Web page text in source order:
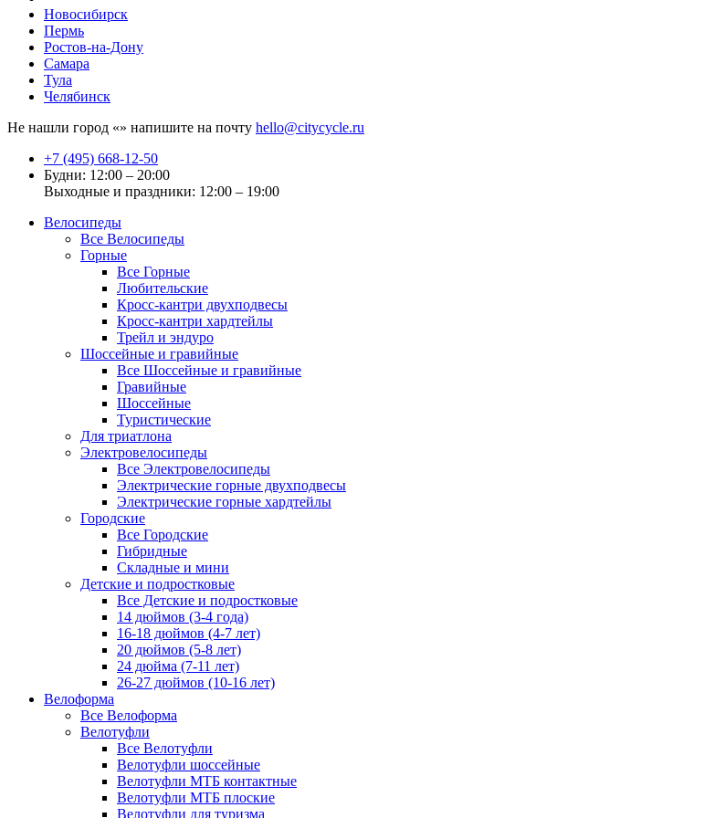
Новосибирск
Пермь
Ростов-на-Дону
Самара
Тула
Челябинск
Не нашли город «» напишите на почту hello@citycycle.ru
+7 (495) 668-12-50
Будни: 12:00 – 20:00
Выходные и праздники: 12:00 – 19:00
Велосипеды
Все Велосипеды
Горные
Все Горные
Любительские
Кросс-кантри двухподвесы
Кросс-кантри хардтейлы
Трейл и эндуро
Шоссейные и гравийные
Все Шоссейные и гравийные
Гравийные
Шоссейные
Туристические
Для триатлона
Электровелосипеды
Все Электровелосипеды
Электрические горные двухподвесы
Электрические горные хардтейлы
Городские
Все Городские
Гибридные
Складные и мини
Детские и подростковые
Все Детские и подростковые
14 дюймов (3-4 года)
16-18 дюймов (4-7 лет)
20 дюймов (5-8 лет)
24 дюйма (7-11 лет)
26-27 дюймов (10-16 лет)
Велоформа
Все Велоформа
Велотуфли
Все Велотуфли
Велотуфли шоссейные
Велотуфли МТБ контактные
Велотуфли МТБ плоские
Велотуфли для туризма